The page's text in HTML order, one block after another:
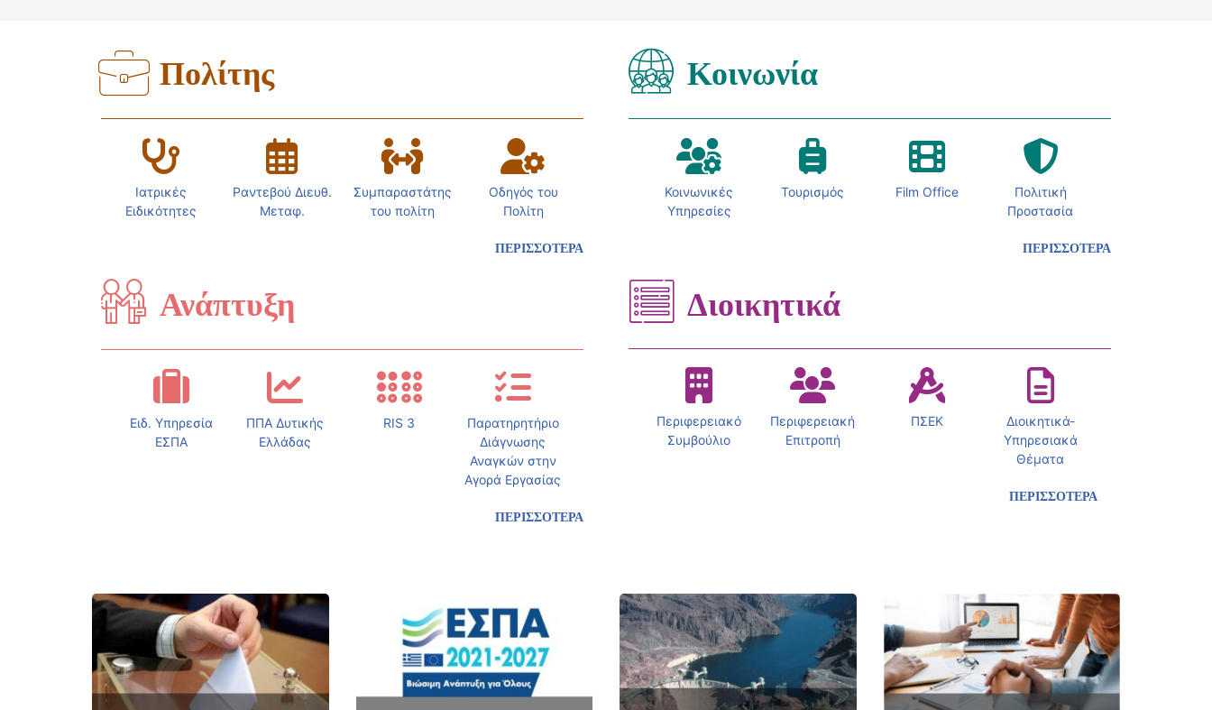
Πολίτης
Ιατρικές
Ειδικότητες
Ραντεβού Διευθ.
Μεταφ.
Συμπαραστάτης
του πολίτη
Οδηγός του
Πολίτη
ΠΕΡΙΣΣΟΤΕΡΑ
Ανάπτυξη
Ειδ. Υπηρεσία
ΕΣΠΑ
ΠΠΑ Δυτικής
Ελλάδας
RIS 3
Παρατηρητήριο
Διάγνωσης
Αναγκών στην
Αγορά Εργασίας
ΠΕΡΙΣΣΟΤΕΡΑ
Κοινωνία
Κοινωνικές
Υπηρεσίες
Τουρισμός Film Office
Πολιτική
Προστασία
ΠΕΡΙΣΣΟΤΕΡΑ
Διοικητικά
Περιφερειακό
Συμβούλιο
Περιφερειακή
Επιτροπή
ΠΣΕΚ
Διοικητικά-
Υπηρεσιακά
Θέματα
ΠΕΡΙΣΣΟΤΕΡΑ